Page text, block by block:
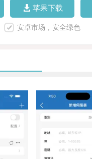
苹果下载
安卓市场，安全绿色